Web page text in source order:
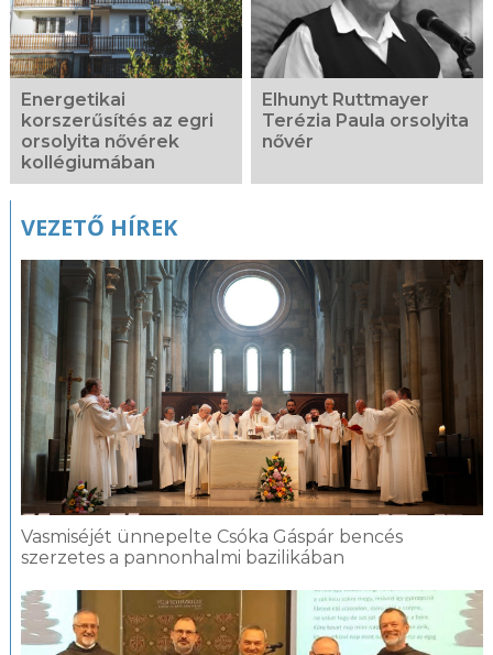
Energetikai
korszerűsítés az egri
orsolyita nővérek
kollégiumában
Elhunyt Ruttmayer
Terézia Paula orsolyita
nővér
VEZETŐ HÍREK
Vasmiséjét ünnepelte Csóka Gáspár bencés
szerzetes a pannonhalmi bazilikában